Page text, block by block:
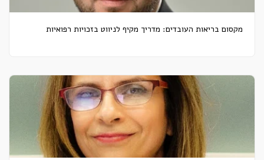
מקסום בריאות העובדים: מדריך מקיף לניווט בזכויות רפואיות